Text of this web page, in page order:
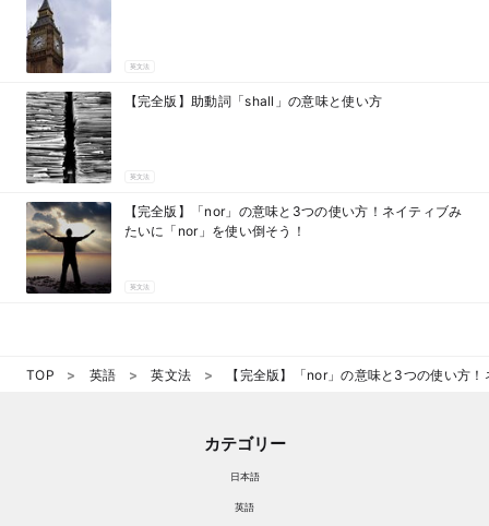
英文法
【完全版】助動詞「shall」の意味と使い方
英文法
【完全版】「nor」の意味と3つの使い方！ネイティブみ
たいに「nor」を使い倒そう！
英文法
TOP 英語 英文法 【完全版】「nor」の意味と3つの使い方
カテゴリー
日本語
英語